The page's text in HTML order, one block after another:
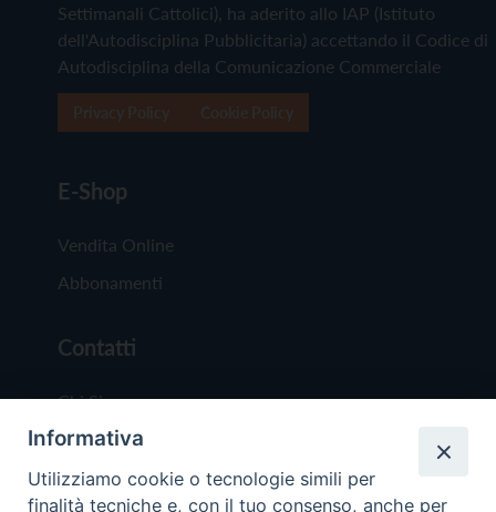
Settimanali Cattolici), ha aderito allo IAP (Istituto
dell'Autodisciplina Pubblicitaria) accettando il Codice di
Autodisciplina della Comunicazione Commerciale
E-Shop
Vendita Online
Abbonamenti
Contatti
Chi Siamo
Redazione
Scrivici
Informativa
Utilizziamo cookie o tecnologie simili per
finalità tecniche e, con il tuo consenso, anche per